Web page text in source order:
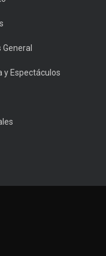
General
y Espectáculos